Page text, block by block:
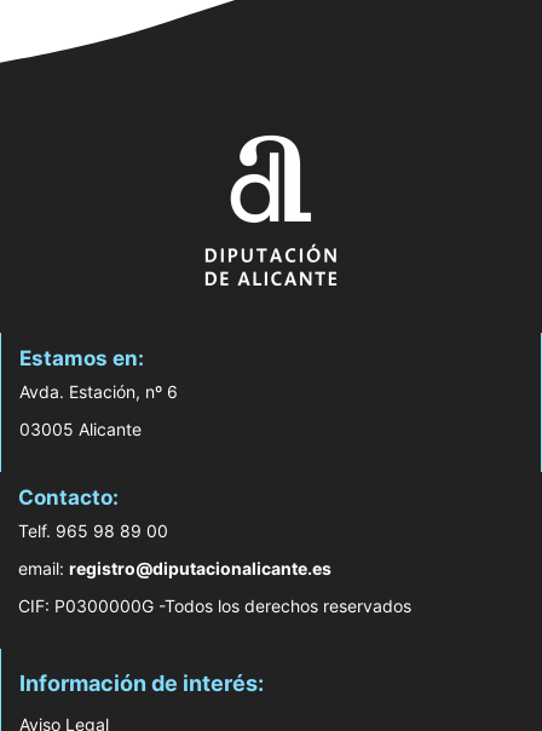
Estamos en:
Avda. Estación, nº 6
03005 Alicante
Contacto:
Telf. 965 98 89 00
email: registro@diputacionalicante.es
CIF: P0300000G -Todos los derechos reservados
Información de interés:
Aviso Legal